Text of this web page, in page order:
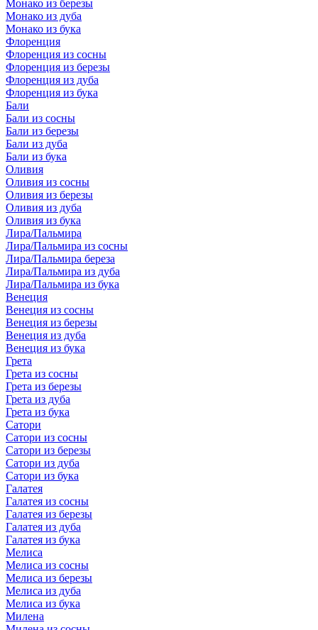
Монако из березы
Монако из дуба
Монако из бука
Флоренция
Флоренция из сосны
Флоренция из березы
Флоренция из дуба
Флоренция из бука
Бали
Бали из сосны
Бали из березы
Бали из дуба
Бали из бука
Оливия
Оливия из сосны
Оливия из березы
Оливия из дуба
Оливия из бука
Лира/Пальмира
Лира/Пальмира из сосны
Лира/Пальмира береза
Лира/Пальмира из дуба
Лира/Пальмира из бука
Венеция
Венеция из сосны
Венеция из березы
Венеция из дуба
Венеция из бука
Грета
Грета из сосны
Грета из березы
Грета из дуба
Грета из бука
Сатори
Сатори из сосны
Сатори из березы
Сатори из дуба
Сатори из бука
Галатея
Галатея из сосны
Галатея из березы
Галатея из дуба
Галатея из бука
Мелиса
Мелиса из сосны
Мелиса из березы
Мелиса из дуба
Мелиса из бука
Милена